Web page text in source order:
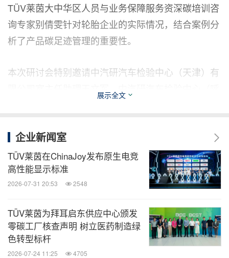
TÜV莱茵大中华区人员与业务保障服务资深碳培训咨
询专家别倩雯针对轮胎企业的实际情况，结合案例分
析了产品碳足迹管理的重要性。
本次研讨会特别邀请中汽研汽车检验中心（天津）有
验基地的服务优势。
TÜV莱茵深耕中国轮胎检测认证领域超过20年，凭借
本地化的专业团队和覆盖全球的服务网络，协助轮胎
的新机遇。未来，TÜV莱茵将继续发挥技术、资源和
品牌优势，携手行业伙伴推动中国轮胎行业技术创新
和绿色可持续发展。
展示全文
企业新闻室
TÜV莱茵在ChinaJoy发布原生电竞
高性能显示标准
2026-07-31 20:53 2548
TÜV莱茵为拜耳启东供应中心颁发
零碳工厂核查声明 树立医药制造绿
色转型标杆
2026-07-24 11:25 4705